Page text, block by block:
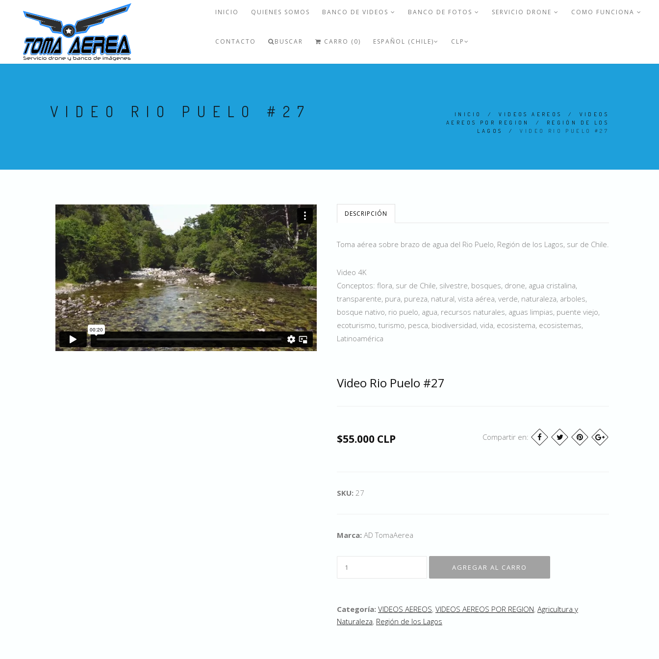
INICIO QUIENES SOMOS BANCO DE VIDEOS BANCO DE FOTOS SERVICIO DRONE COMO FUNCIONA
CONTACTO BUSCAR CARRO (0) ESPAÑOL (CHILE) CLP
VIDEO RIO PUELO #27 INICIO /VIDEOS AEREOS / VIDEOS
AEREOS POR REGION
/ REGIÓN DE LOS
LAGOS
/VIDEO RIO PUELO #27
DESCRIPCIÓN
Toma aérea sobre brazo de agua del Rio Puelo, Región de los Lagos, sur de Chile.
Video 4K
Conceptos: flora, sur de Chile, silvestre, bosques, drone, agua cristalina,
transparente, pura, pureza, natural, vista aérea, verde, naturaleza, arboles,
bosque nativo, rio puelo, agua, recursos naturales, aguas limpias, puente viejo,
ecoturismo, turismo, pesca, biodiversidad, vida, ecosistema, ecosistemas,
Latinoamérica
Video Rio Puelo #27
$55.000 CLP Compartir en:
SKU: 27
Marca: AD TomaAerea
Categoría: VIDEOS AEREOS, VIDEOS AEREOS POR REGION, Agricultura y
Naturaleza, Región de los Lagos